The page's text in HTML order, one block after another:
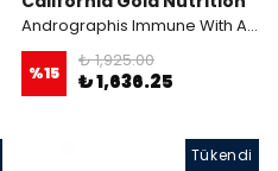
Andrographis Immune With AP-Bio 100 mg 30 Tablet
%15
₺ 1,925.00
₺ 1,636.25
Tükendi